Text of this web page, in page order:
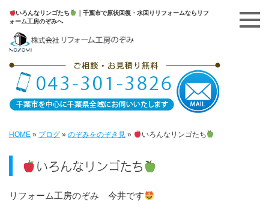
いろんなリンゴたち
｜千葉市で原状回復・水回りリフォームならリフ
ォーム工房のぞみへ
HOME » ブログ » のぞみをのぞき見 » いろんなリンゴたち
いろんなリンゴたち
リフォーム工房のぞみ 今井です